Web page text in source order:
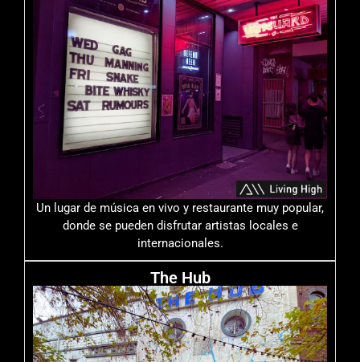
Un lugar de música en vivo y restaurante muy popular,
donde se pueden disfrutar artistas locales e
internacionales.
The Hub